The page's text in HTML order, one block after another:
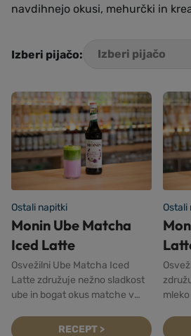
navdihnejo okusi, mehurčki in
Izberi pijačo:
Ostali napitki
Monin Ube Matcha
Iced Latte
Osvežilni Ube Matcha Iced
Latte združuje nežno sladkost
ube in bogat okus matche v
Pripravite ga v le nekaj korakih!
RECEPT >
Ostali
kavni